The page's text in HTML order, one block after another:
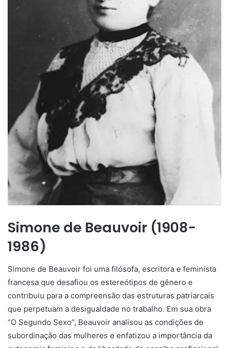
Simone de Beauvoir (1908-
1986)
Simone de Beauvoir foi uma filósofa, escritora e feminista
francesa que desafiou os estereótipos de gênero e
contribuiu para a compreensão das estruturas patriarcais
que perpetuam a desigualdade no trabalho. Em sua obra
“O Segundo Sexo”, Beauvoir analisou as condições de
subordinação das mulheres e enfatizou a importância da